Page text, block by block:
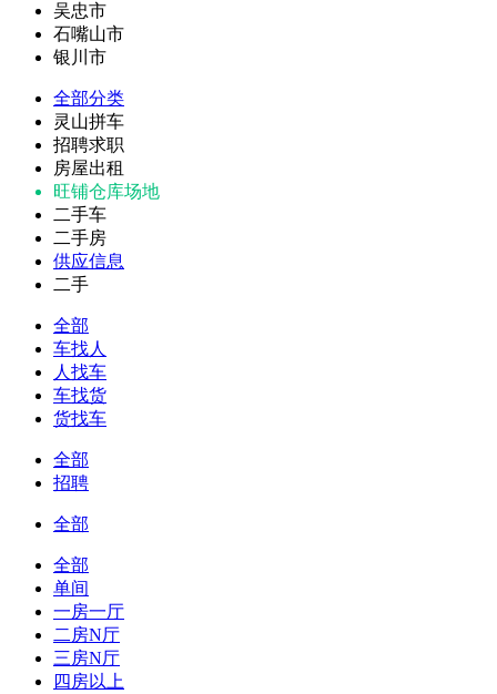
吴忠市
石嘴山市
银川市
全部分类
灵山拼车
招聘求职
房屋出租
旺铺仓库场地
二手车
二手房
供应信息
二手
全部
车找人
人找车
车找货
货找车
全部
招聘
全部
全部
单间
一房一厅
二房N厅
三房N厅
四房以上